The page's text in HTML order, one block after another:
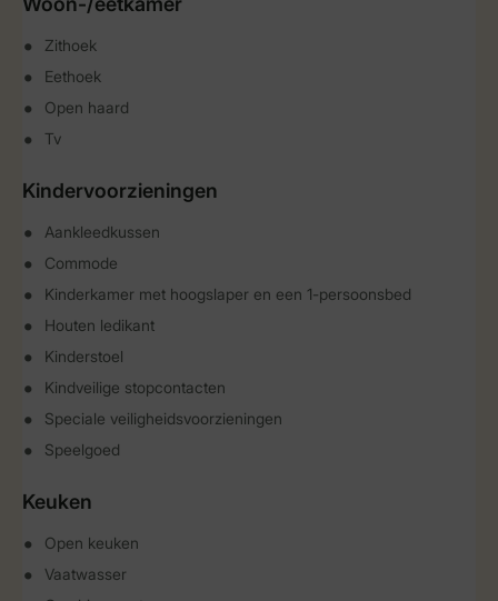
Zithoek
Eethoek
Open haard
Tv
Kindervoorzieningen
Aankleedkussen
Commode
Kinderkamer met hoogslaper en een 1-persoonsbed
Houten ledikant
Kinderstoel
Kindveilige stopcontacten
Speciale veiligheidsvoorzieningen
Speelgoed
Keuken
Open keuken
Vaatwasser